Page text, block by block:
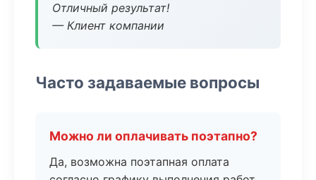
Отличный результат!
— Клиент компании
Часто задаваемые вопросы
Можно ли оплачивать поэтапно?
Да, возможна поэтапная оплата